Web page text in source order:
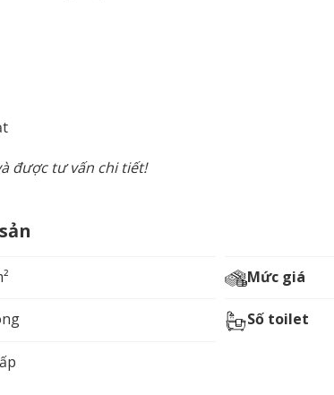
được tư vấn chi tiết!
Mức giá
Số toilet